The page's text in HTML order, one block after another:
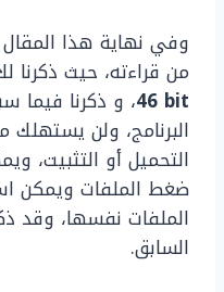
وفي نهاية هذا
من قراءته، حيث ذكرنا
46 bit، و ذكرنا
البرنامج، ولن
التحميل أو التثبيت،
ضغط الملفات ويمكن
الملفات نفسها، وقد
السابق.